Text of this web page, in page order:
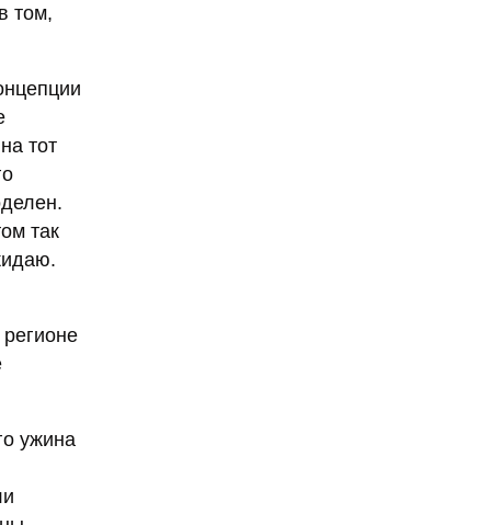
том,
тот
так
ужина